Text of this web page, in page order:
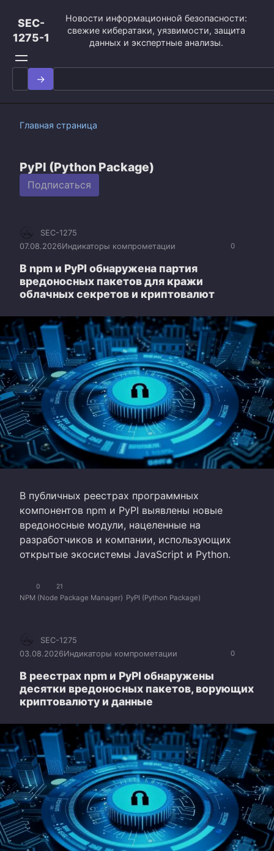
контенту
SEC-
1275-1
Новости информационной безопасности:
свежие кибератаки, уязвимости, защита
данных и экспертные анализы.
Search
for:
Главная страница
PyPI (Python Package)
Подписаться
0
SEC-1275
07.08.2026Индикаторы компрометации
В npm и PyPI обнаружена партия
вредоносных пакетов для кражи
облачных секретов и криптовалют
В публичных реестрах программных
компонентов npm и PyPI выявлены новые
вредоносные модули, нацеленные на
разработчиков и компании, использующих
открытые экосистемы JavaScript и Python.
0 21
NPM (Node Package Manager) PyPI (Python Package)
0
SEC-1275
03.08.2026Индикаторы компрометации
В реестрах npm и PyPI обнаружены
десятки вредоносных пакетов, ворующих
криптовалюту и данные